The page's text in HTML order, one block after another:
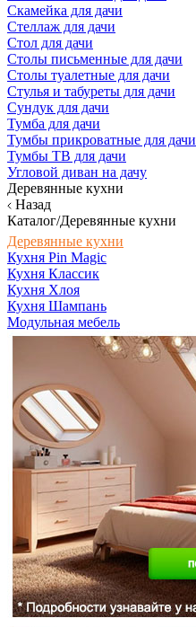
Скамейка для дачи
Стеллаж для дачи
Стол для дачи
Столы письменные для дачи
Столы туалетные для дачи
Стулья и табуреты для дачи
Сундук для дачи
Тумба для дачи
Тумбы прикроватные для дачи
Тумбы ТВ для дачи
Угловой диван на дачу
Деревянные кухни
Назад
Каталог/Деревянные кухни
Деревянные кухни
Кухня Pin Magic
Кухня Классик
Кухня Хлоя
Кухня Шампань
Модульная мебель